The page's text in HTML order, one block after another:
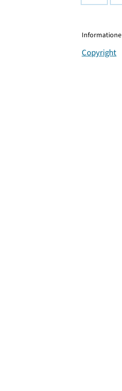
Copyright